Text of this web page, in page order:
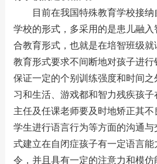
目前在我国特殊教育学校接
学校的形式，多采用的是患儿融
合教育形式，也就是在培智班级
教育形式要求不间断地对孩子进
保证一定的个别训练强度和时间
习和生活、游戏都和智力残疾孩
主任及任课老师要及时地矫正其
学生进行语言行为等方面的沟通
式建立在自闭症孩子有一定语言
令，并且具有一定的注意力和模